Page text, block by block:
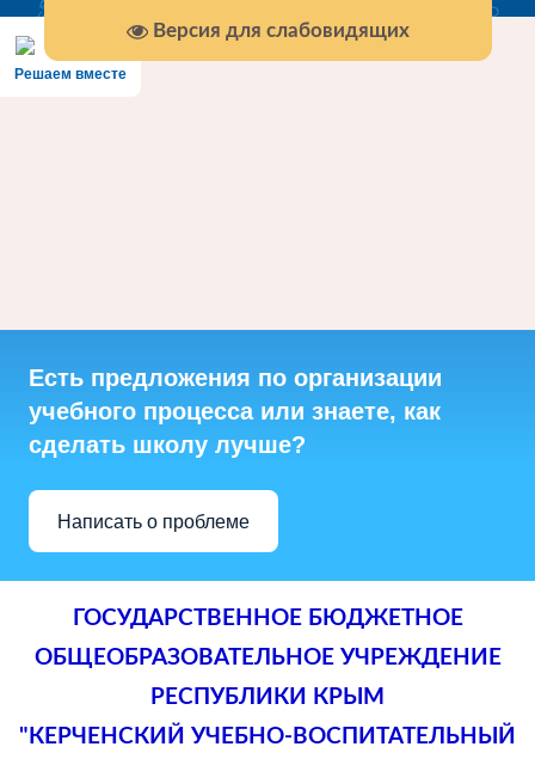
Версия для слабовидящих
Решаем вместе
Есть предложения по организации
учебного процесса или знаете, как
сделать школу лучше?
Написать о проблеме
ГОСУДАРСТВЕННОЕ БЮДЖЕТНОЕ
ОБЩЕОБРАЗОВАТЕЛЬНОЕ УЧРЕЖДЕНИЕ
РЕСПУБЛИКИ КРЫМ
"КЕРЧЕНСКИЙ УЧЕБНО-ВОСПИТАТЕЛЬНЫЙ